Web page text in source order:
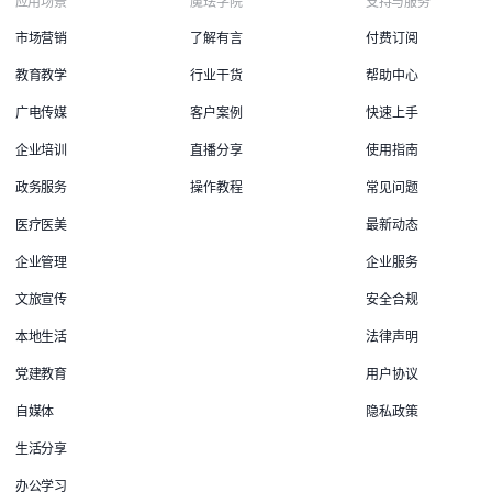
市场营销
教育教学
广电传媒
企业培训
政务服务
医疗医美
企业管理
文旅宣传
本地生活
党建教育
自媒体
生活分享
办公学习
了解有言
行业干货
客户案例
直播分享
操作教程
付费订阅
帮助中心
快速上手
使用指南
常见问题
最新动态
企业服务
安全合规
法律声明
用户协议
隐私政策